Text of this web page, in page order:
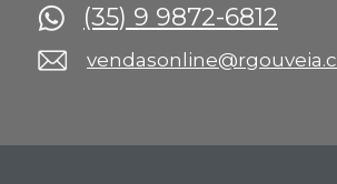
(35) 9 9872-6812